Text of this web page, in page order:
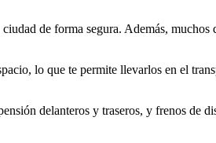
de forma segura. Además, muchos
lo que te permite llevarlos en el
delanteros y traseros, y frenos de